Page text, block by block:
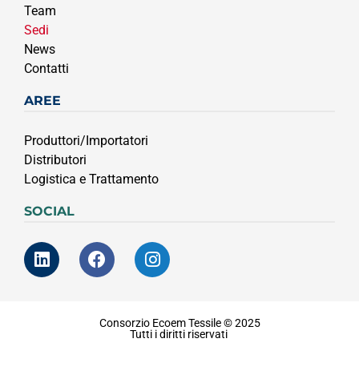
Team
Sedi
News
Contatti
AREE
Produttori/Importatori
Distributori
Logistica e Trattamento
SOCIAL
Consorzio Ecoem Tessile © 2025
Tutti i diritti riservati